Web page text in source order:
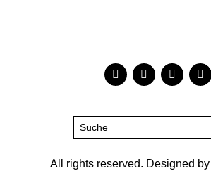
All rights reserved. Designed